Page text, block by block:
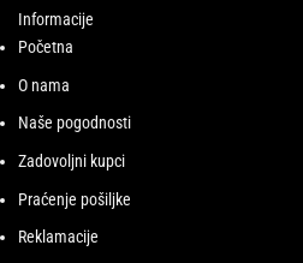
Informacije
Početna
O nama
Naše pogodnosti
Zadovoljni kupci
Praćenje pošiljke
Reklamacije